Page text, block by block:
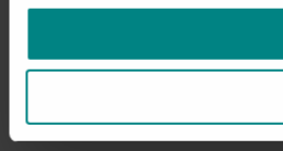
Installation von
Überwachungskameras
Implementierung von
Falschparkern, z. B. in